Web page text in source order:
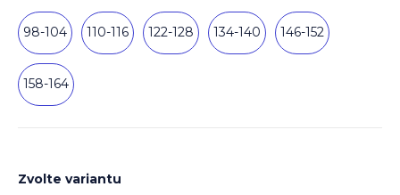
98-104 110-116 122-128 134-140 146-152
158-164
Zvolte variantu